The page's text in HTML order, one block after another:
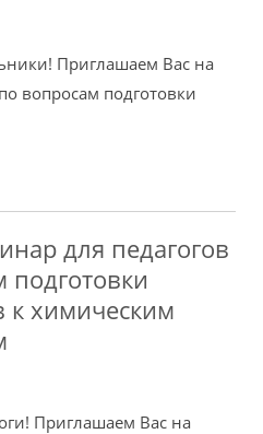
Приглашаем Вас на
вопросам подготовки
для педагогов
подготовки
к химическим
Приглашаем Вас на